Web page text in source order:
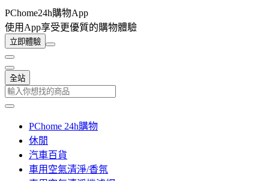
PChome24h購物App
使用App享受更優質的購物體驗
立即體驗
全站
PChome 24h購物
休閒
汽車百貨
車用空氣清淨/香氛